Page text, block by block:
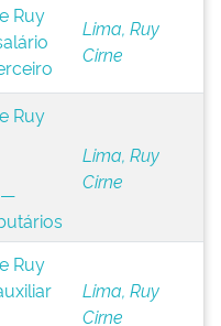
Ruy
Lima, Ruy
Cirne
Ruy
—
Lima, Ruy
Cirne
Ruy
Lima, Ruy
Cirne